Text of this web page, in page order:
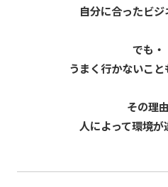
自分に合ったビジ
でも・
うまく行かないこと
その理由
人によって環境が